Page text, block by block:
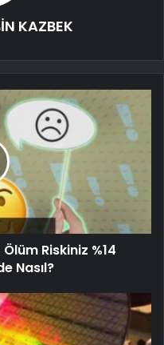
KAZBEK
Riskiniz %14
Nasıl?